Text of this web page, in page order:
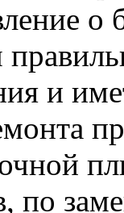
о
и
по